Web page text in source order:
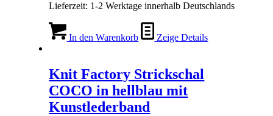
Lieferzeit: 1-2 Werktage innerhalb Deutschlands
In den Warenkorb Zeige Details
Knit Factory Strickschal
COCO in hellblau mit
Kunstlederband